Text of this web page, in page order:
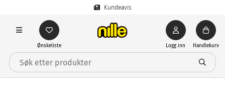
Kundeavis
Ønskeliste Logg inn Handlekurv